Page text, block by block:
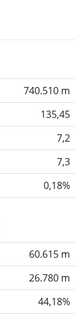
740.510 m
135,45
7,2
7,3
0,18%
60.615 m
26.780 m
44,18%